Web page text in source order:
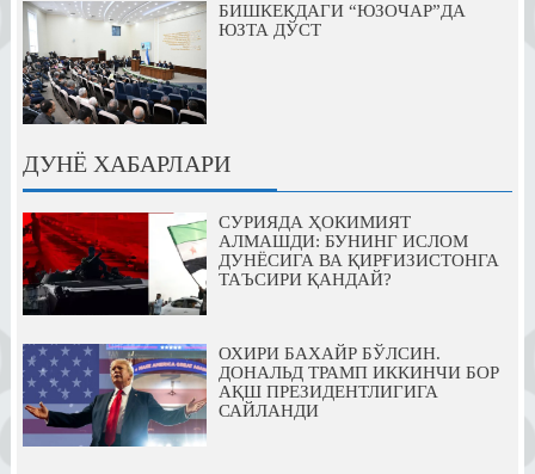
БИШКЕКДАГИ “ЮЗОЧАР”ДА
ЮЗТА ДЎСТ
ДУНЁ ХАБАРЛАРИ
СУРИЯДА ҲОКИМИЯТ
АЛМАШДИ: БУНИНГ ИСЛОМ
ДУНЁСИГА ВА ҚИРҒИЗИСТОНГА
ТАЪСИРИ ҚАНДАЙ?
ОХИРИ БАХАЙР БЎЛСИН.
ДОНАЛЬД ТРАМП ИККИНЧИ БОР
АҚШ ПРЕЗИДЕНТЛИГИГА
САЙЛАНДИ